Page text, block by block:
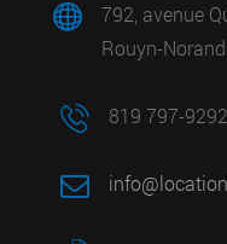
792, avenue
Rouyn-
819 797-9292